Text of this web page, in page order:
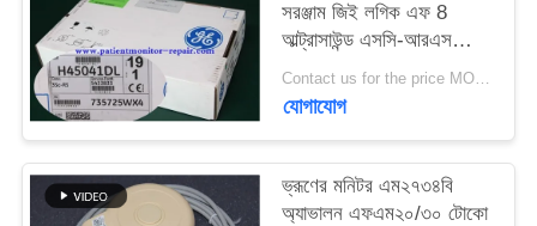
সাইট
ম্যাপ
PRIVACY
POLICY
সরঞ্জাম জিই লগিক এফ 8
আল্ট্রাসাউন্ড এসসি-আরএস
প্রোব be
Contact us for the price MOQ:1
যোগাযোগ
ভ্রূণের মনিটর এম২৭৩৪বি
অ্যাভালন এফএম২০/৩০ টোকো